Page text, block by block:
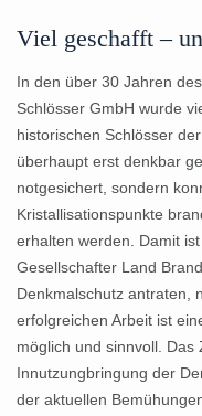
Viel geschafft –
In den über 30 Jahren
Schlösser GmbH wurde
historischen Schlösser
überhaupt erst denkbar
notgesichert, sondern
Kristallisationspunkte
erhalten werden. Damit
Gesellschafter Land
Denkmalschutz antraten,
erfolgreichen Arbeit ist
möglich und sinnvoll. Das
Innutzungbringung der
der aktuellen